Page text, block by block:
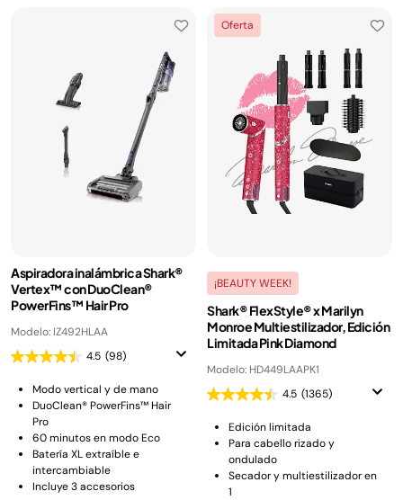
Aspiradora inalámbrica Shark®
Vertex™ con DuoClean®
PowerFins™ Hair Pro
Modelo: IZ492HLAA
4.5 (98)
Modo vertical y de mano
DuoClean® PowerFins™ Hair
Pro
60 minutos en modo Eco
Batería XL extraíble e
intercambiable
Incluye 3 accesorios
Oferta
¡BEAUTY WEEK!
Shark® FlexStyle® x Marilyn
Monroe Multiestilizador, Edición
Limitada Pink Diamond
Modelo: HD449LAAPK1
4.5 (1365)
Edición limitada
Para cabello rizado y
ondulado
Secador y multiestilizador en
1